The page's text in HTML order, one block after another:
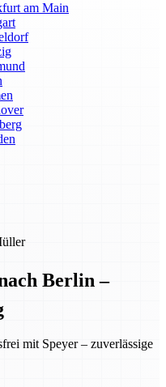
am Main
Berlin –
mit Speyer – zuverlässige